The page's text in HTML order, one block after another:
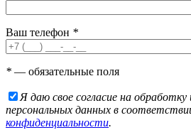
Ваш телефон *
* — обязательные поля
Я даю свое согласие на обработку
персональных данных в
конфиденциальности.